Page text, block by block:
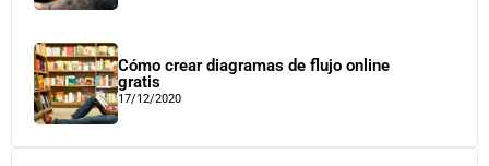
Cómo crear diagramas de flujo online
gratis
17/12/2020